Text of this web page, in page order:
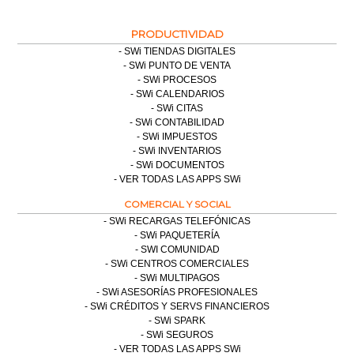
PRODUCTIVIDAD
SWi TIENDAS DIGITALES
SWi PUNTO DE VENTA
SWi PROCESOS
SWi CALENDARIOS
SWi CITAS
SWi CONTABILIDAD
SWi IMPUESTOS
SWi INVENTARIOS
SWi DOCUMENTOS
VER TODAS LAS APPS SWi
COMERCIAL Y SOCIAL
SWi RECARGAS TELEFÓNICAS
SWi PAQUETERÍA
SWI COMUNIDAD
SWi CENTROS COMERCIALES
SWi MULTIPAGOS
SWi ASESORÍAS PROFESIONALES
SWi CRÉDITOS Y SERVS FINANCIEROS
SWi SPARK
SWi SEGUROS
VER TODAS LAS APPS SWi